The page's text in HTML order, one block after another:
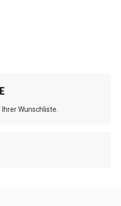
Wunschliste.